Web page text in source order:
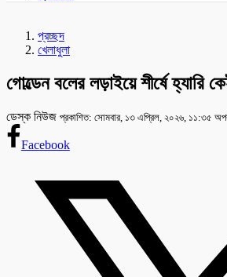
প্রচ্ছদ
খেলাধুলা
গোল্ডেন বলের লড়াইয়ে শীর্ষে হ্যারি
ডেস্ক নিউজ প্রকাশিত: সোমবার, ১৩ এপ্রিল, ২০২৬, ১১:৩৫
Facebook